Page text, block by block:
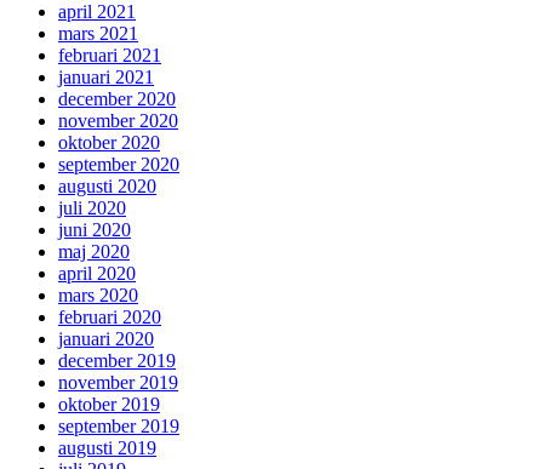
april 2021
mars 2021
februari 2021
januari 2021
december 2020
november 2020
oktober 2020
september 2020
augusti 2020
juli 2020
juni 2020
maj 2020
april 2020
mars 2020
februari 2020
januari 2020
december 2019
november 2019
oktober 2019
september 2019
augusti 2019